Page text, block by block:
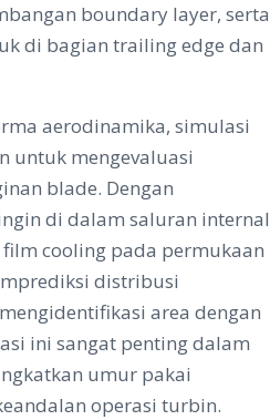
boundary layer, serta
di bagian trailing edge dan
aerodinamika, simulasi
untuk mengevaluasi
blade. Dengan
di dalam saluran internal
cooling pada permukaan
distribusi
area dengan
ini sangat penting dalam
umur pakai
operasi turbin.